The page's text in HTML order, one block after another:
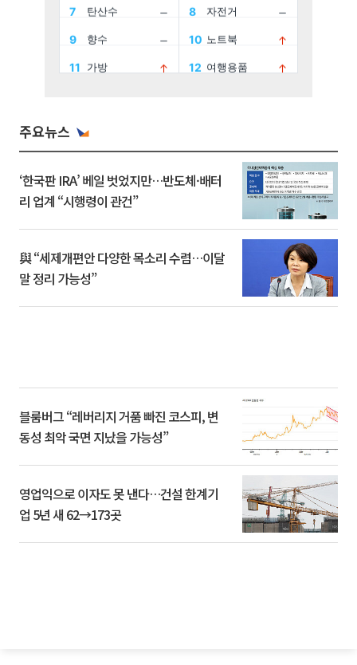
주요뉴스
‘한국판 IRA’ 베일 벗었지만…반도체·배터
리 업계 “시행령이 관건”
與 “세제개편안 다양한 목소리 수렴…이달
말 정리 가능성”
블룸버그 “레버리지 거품 빠진 코스피, 변
동성 최악 국면 지났을 가능성”
영업익으로 이자도 못 낸다…건설 한계기
업 5년 새 62→173곳